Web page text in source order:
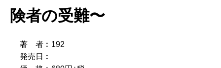
険者の受難〜
著 者︰192
発売日︰